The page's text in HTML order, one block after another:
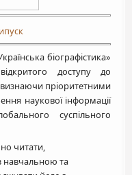
біографістика»
доступу до
визнаючи пріоритетними
наукової інформації
суспільного
читати,
навчальною та